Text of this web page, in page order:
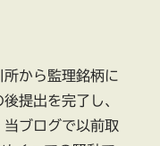
から監理銘柄に
提出を完了し、
ブログで以前取